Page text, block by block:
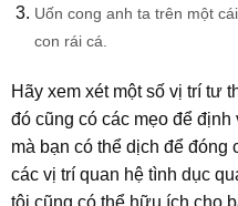
Uốn cong anh ta trên một
con rái cá.
Hãy xem xét một số vị trí tư
đó cũng có các mẹo để
mà bạn có thể dịch để đóng
các vị trí quan hệ tình dục